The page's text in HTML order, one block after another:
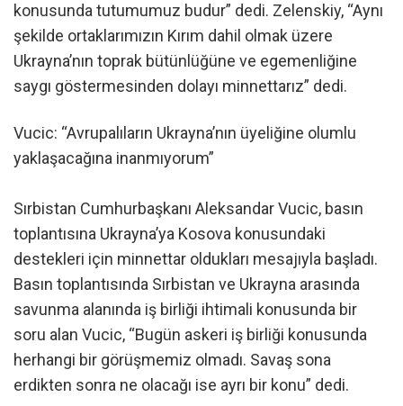
konusunda tutumumuz budur” dedi. Zelenskiy, “Aynı
şekilde ortaklarımızın Kırım dahil olmak üzere
Ukrayna’nın toprak bütünlüğüne ve egemenliğine
saygı göstermesinden dolayı minnettarız” dedi.
Vucic: “Avrupalıların Ukrayna’nın üyeliğine olumlu
yaklaşacağına inanmıyorum”
Sırbistan Cumhurbaşkanı Aleksandar Vucic, basın
toplantısına Ukrayna’ya Kosova konusundaki
destekleri için minnettar oldukları mesajıyla başladı.
Basın toplantısında Sırbistan ve Ukrayna arasında
savunma alanında iş birliği ihtimali konusunda bir
soru alan Vucic, “Bugün askeri iş birliği konusunda
herhangi bir görüşmemiz olmadı. Savaş sona
erdikten sonra ne olacağı ise ayrı bir konu” dedi.